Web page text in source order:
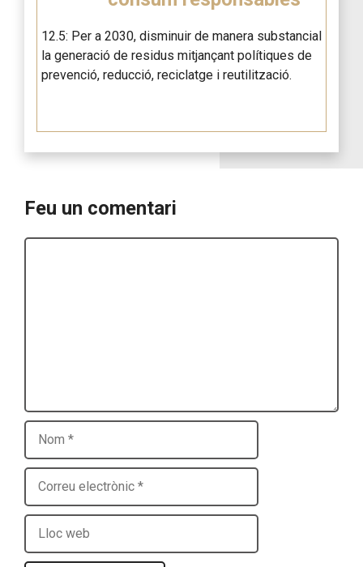
12.5: Per a 2030, disminuir de manera substancial
la generació de residus mitjançant polítiques de
prevenció, reducció, reciclatge i reutilització.
Feu un comentari
Nom
Correu
electrònic
Lloc
web